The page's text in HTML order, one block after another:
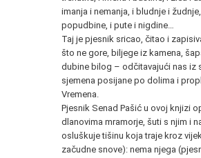
imanja i nemanja, i bludnje i
popudbine, i pute i nigdine…
Taj je pjesnik sricao, čitao i
što ne gore, biljege iz kamena,
dubine bilog – odčitavajući nas iz
sjemena posijane po dolima i
Vremena.
Pjesnik Senad Pašić u ovoj knjizi
dlanovima mramorje, šuti s njim i
osluškuje tišinu koja traje kroz
začudne snove): nema njega